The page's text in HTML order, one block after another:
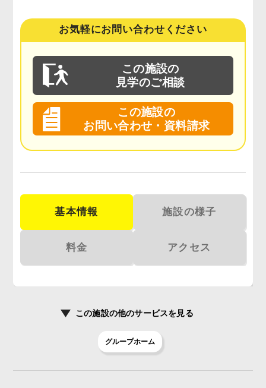
お気軽にお問い合わせください
この施設の
見学のご相談
この施設の
お問い合わせ・資料請求
基本情報 施設の様子
料金 アクセス
この施設の他のサービスを見る
グループホーム